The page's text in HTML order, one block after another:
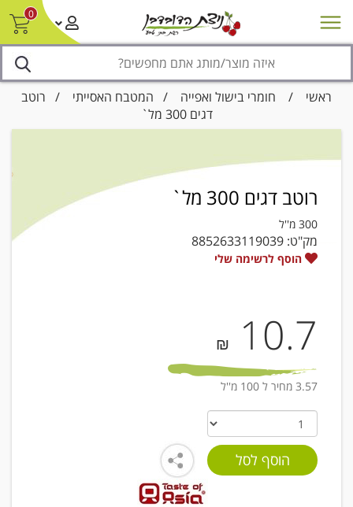
0
מבצעים סניפים צור קשר/ביטול הזמנה
ראשי / חומרי בישול ואפייה / המטבח האסייתי / רוטב
דגים 300 מל`
רוטב דגים 300 מל`
300 מ''ל
מק"ט: 8852633119039
הוסף לרשימה שלי
10.7
₪
3.57 מחיר ל 100 מ''ל